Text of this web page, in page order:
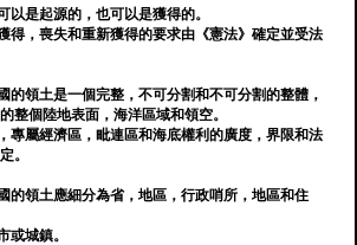
以是起源的，也可以是獲得的。
得，喪失和重新獲得的要求由《憲法》確定並受法
的領土是一個完整，不可分割和不可分割的整體，
整個陸地表面，海洋區域和領空。
專屬經濟區，毗連區和海底權利的廣度，界限和法
。
的領土應細分為省，地區，行政哨所，地區和住
或城鎮。